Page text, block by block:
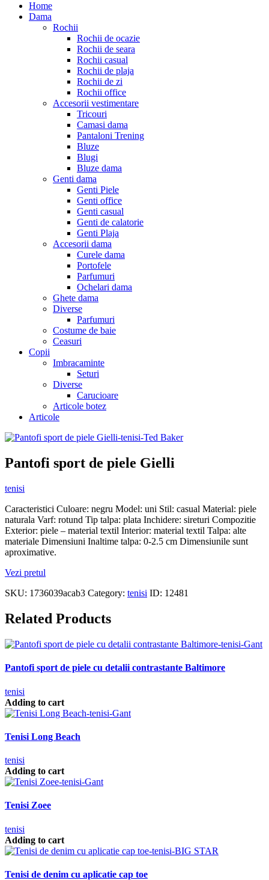
Home
Dama
Rochii
Rochii de ocazie
Rochii de seara
Rochii casual
Rochii de plaja
Rochii de zi
Rochii office
Accesorii vestimentare
Tricouri
Camasi dama
Pantaloni Trening
Bluze
Blugi
Bluze dama
Genti dama
Genti Piele
Genti office
Genti casual
Genti de calatorie
Genti Plaja
Accesorii dama
Curele dama
Portofele
Parfumuri
Ochelari dama
Ghete dama
Diverse
Parfumuri
Costume de baie
Ceasuri
Copii
Imbracaminte
Seturi
Diverse
Carucioare
Articole botez
Articole
Pantofi sport de piele Gielli
tenisi
Caracteristici Culoare: negru Model: uni Stil: casual Material: piele
naturala Varf: rotund Tip talpa: plata Inchidere: sireturi Compozitie
Exterior: piele – material textil Interior: material textil Talpa: alte
materiale Dimensiuni Inaltime talpa: 0-2.5 cm Dimensiunile sunt
aproximative.
Vezi pretul
SKU: 1736039acab3 Category: tenisi ID: 12481
Related Products
Pantofi sport de piele cu detalii contrastante Baltimore
tenisi
Adding to cart
Tenisi Long Beach
tenisi
Adding to cart
Tenisi Zoee
tenisi
Adding to cart
Tenisi de denim cu aplicatie cap toe